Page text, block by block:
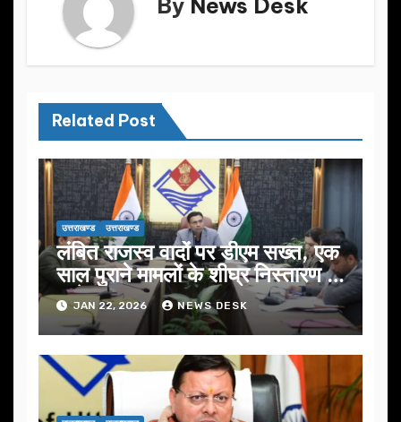
Related Post
उत्तराखण्ड उत्तराखण्ड
लंबित राजस्व वादों पर डीएम सख्त, एक
साल पुराने मामलों के शीघ्र निस्तारण के
आदेश…
JAN 22, 2026 NEWS DESK